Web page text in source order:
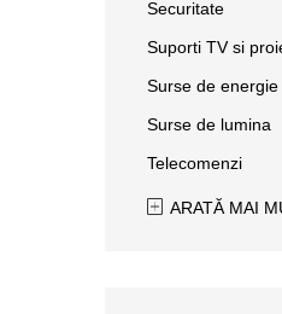
Securitate
Suporti TV si
Surse de energie
Surse de lumina
Telecomenzi
ARATĂ MAI